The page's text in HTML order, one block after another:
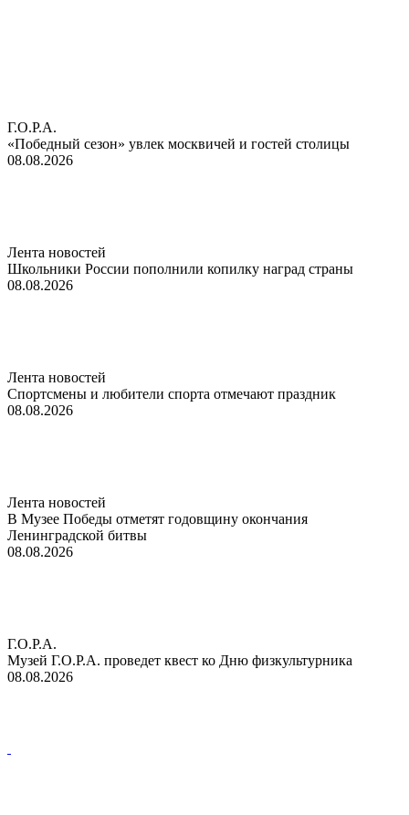
Г.О.Р.А.
«Победный сезон» увлек москвичей и гостей столицы
08.08.2026
Лента новостей
Школьники России пополнили копилку наград страны
08.08.2026
Лента новостей
Спортсмены и любители спорта отмечают праздник
08.08.2026
Лента новостей
В Музее Победы отметят годовщину окончания
Ленинградской битвы
08.08.2026
Г.О.Р.А.
Музей Г.О.Р.А. проведет квест ко Дню физкультурника
08.08.2026